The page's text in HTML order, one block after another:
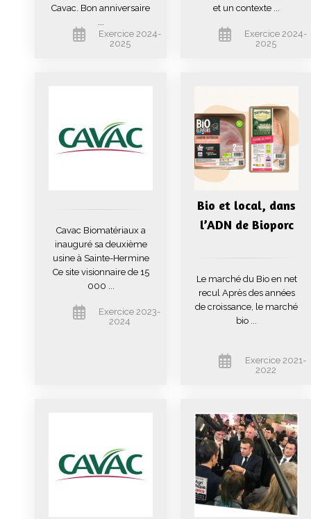
Cavac. Bon anniversaire
...
Exercice 2024-
2025
et un contexte ...
Exercice 2024-
2025
Cavac Biomatériaux a
inauguré sa deuxième
usine à Sainte-Hermine
Ce site visionnaire de 15
000 ...
Exercice 2023-
2024
Bio et local, dans
l’ADN de Bioporc
Le marché du Bio en net
recul Après des années
de croissance, le marché
bio ...
Exercice 2021-
2022